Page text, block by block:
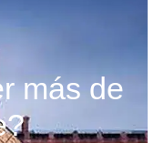
más de